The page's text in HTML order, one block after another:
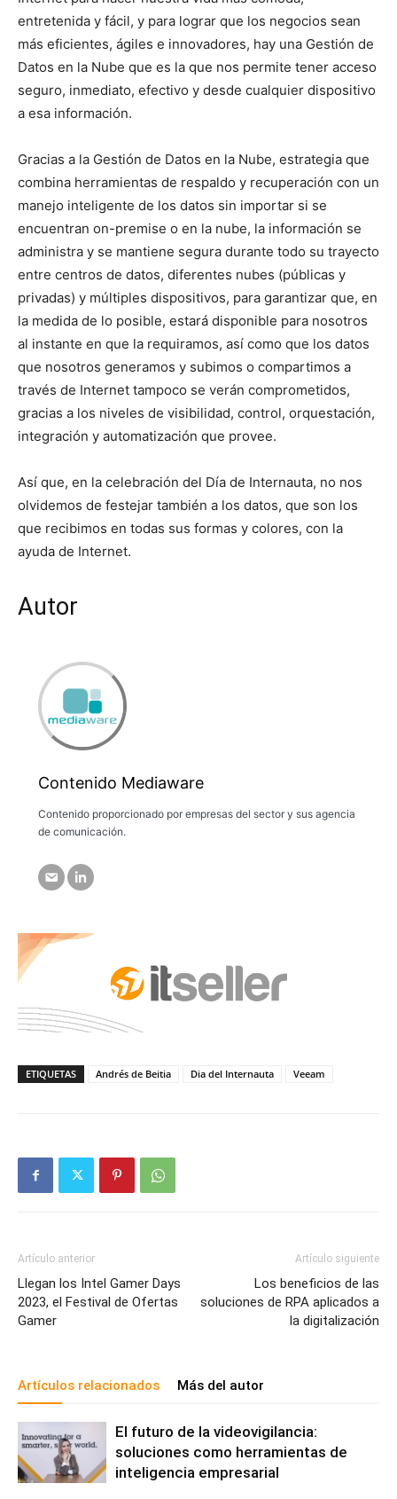
entretenida y fácil, y para lograr que los negocios sean
más eficientes, ágiles e innovadores, hay una Gestión de
Datos en la Nube que es la que nos permite tener acceso
seguro, inmediato, efectivo y desde cualquier dispositivo
a esa información.
Gracias a la Gestión de Datos en la Nube, estrategia que
combina herramientas de respaldo y recuperación con un
manejo inteligente de los datos sin importar si se
encuentran on-premise o en la nube, la información se
administra y se mantiene segura durante todo su trayecto
entre centros de datos, diferentes nubes (públicas y
privadas) y múltiples dispositivos, para garantizar que, en
la medida de lo posible, estará disponible para nosotros
al instante en que la requiramos, así como que los datos
que nosotros generamos y subimos o compartimos a
través de Internet tampoco se verán comprometidos,
gracias a los niveles de visibilidad, control, orquestación,
integración y automatización que provee.
Así que, en la celebración del Día de Internauta, no nos
olvidemos de festejar también a los datos, que son los
que recibimos en todas sus formas y colores, con la
ayuda de Internet.
Autor
Contenido Mediaware
Contenido proporcionado por empresas del sector y sus agencia
de comunicación.
ETIQUETAS Andrés de Beitia Dia del Internauta Veeam
Artículo anterior
Llegan los Intel Gamer Days
2023, el Festival de Ofertas
Gamer
Artículo siguiente
Los beneficios de las
soluciones de RPA aplicados a
la digitalización
Artículos relacionados Más del autor
El futuro de la videovigilancia:
soluciones como herramientas de
inteligencia empresarial